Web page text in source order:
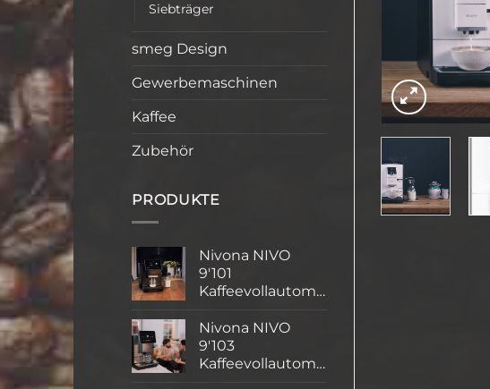
Siebträger
smeg Design
Gewerbemaschinen
Kaffee
Zubehör
PRODUKTE
Nivona NIVO
9'101
Kaffeevollautomat
Nivona NIVO
9'103
Kaffeevollautomat